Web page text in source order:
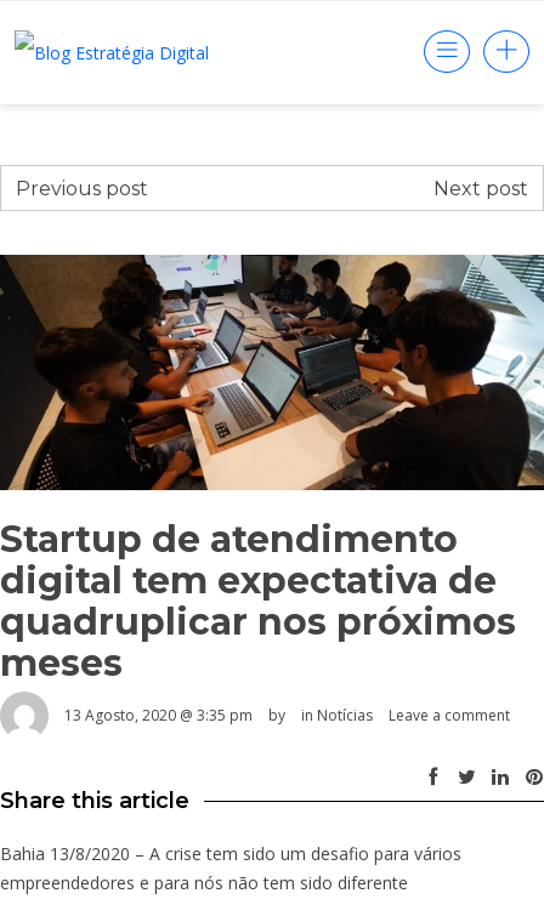
Previous post Next post
Startup de atendimento
digital tem expectativa de
quadruplicar nos próximos
meses
13 Agosto, 2020 @ 3:35 pm by in Notícias Leave a comment
Share this article
Bahia 13/8/2020 – A crise tem sido um desafio para vários
empreendedores e para nós não tem sido diferente